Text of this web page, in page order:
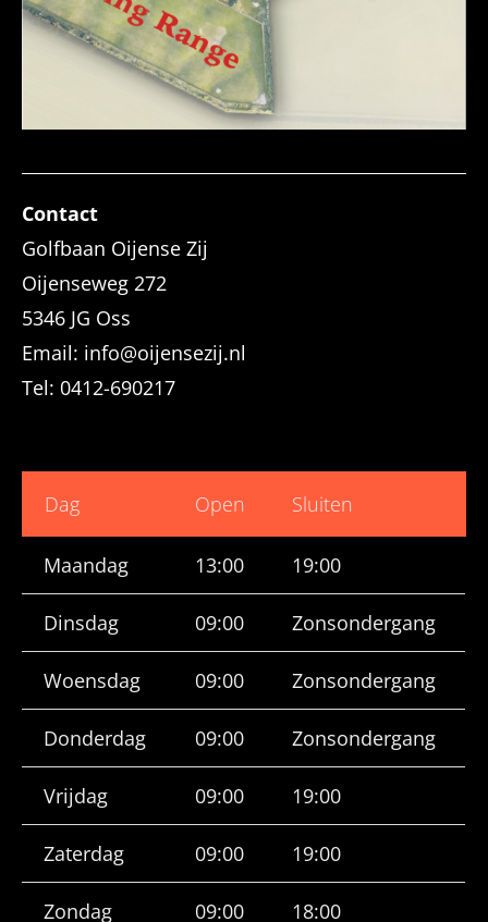
Contact
Golfbaan Oijense Zij
Oijenseweg 272
5346 JG Oss
Email: info@oijensezij.nl
Tel: 0412-690217
Dag Open Sluiten
Maandag 13:00 19:00
Dinsdag 09:00 Zonsondergang
Woensdag 09:00 Zonsondergang
Donderdag 09:00 Zonsondergang
Vrijdag 09:00 19:00
Zaterdag 09:00 19:00
Zondag 09:00 18:00